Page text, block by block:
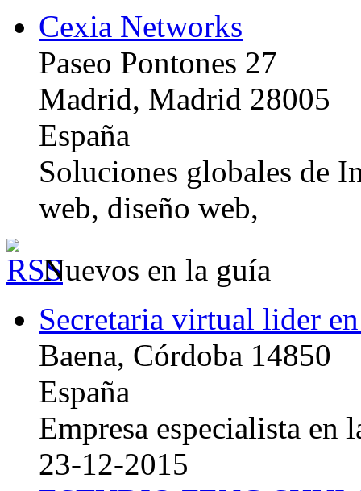
Cexia Networks
Paseo Pontones 27
Madrid, Madrid 28005
España
Soluciones globales de
web, diseño web,
Nuevos en la guía
Secretaria virtual lider
Baena, Córdoba 14850
España
Empresa especialista en
23-12-2015